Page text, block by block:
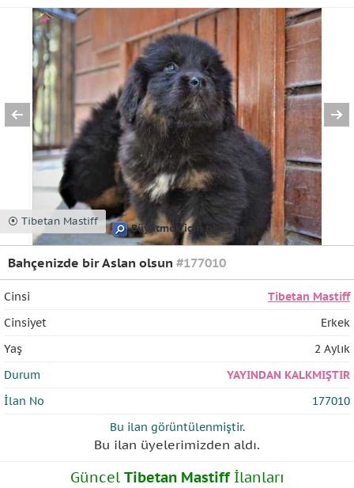
⦿ Tibetan Mastiff
Büyütmek için tıklayın
Bahçenizde bir Aslan olsun #177010
Cinsi
Tibetan Mastiff
Cinsiyet
Erkek
Yaş
2 Aylık
Durum
YAYINDAN KALKMIŞTIR
İlan No
177010
Bu ilan görüntülenmiştir.
Bu ilan üyelerimizden aldı.
Güncel Tibetan Mastiffİlanları